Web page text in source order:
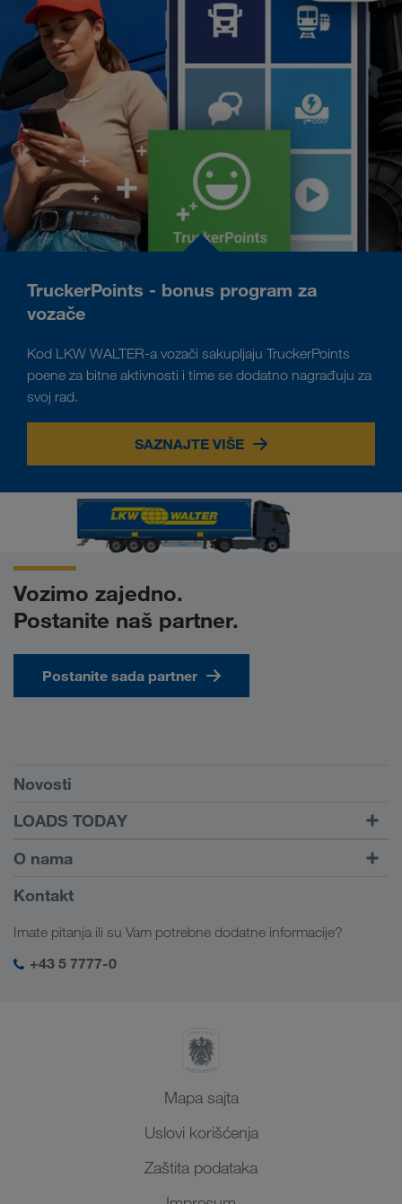
TruckerPoints - bonus program za
vozače
Kod LKW WALTER-a vozači sakupljaju TruckerPoints
poene za bitne aktivnosti i time se dodatno nagrađuju za
svoj rad.
SAZNAJTE VIŠE
Vozimo zajedno.
Postanite naš partner.
Postanite sada partner
Preduslovi
Novosti
LOADS TODAY
Pronađite utovar pomoću
LOADS TODAY
Saznajte više
Dalje ka logiranju
O nama
Informacije o preduzeću
SHEQ menadžment
Kontakt
Imate pitanja ili su Vam potrebne dodatne informacije?
+43 5 7777-0
Mapa sajta
Uslovi korišćenja
Zaštita podataka